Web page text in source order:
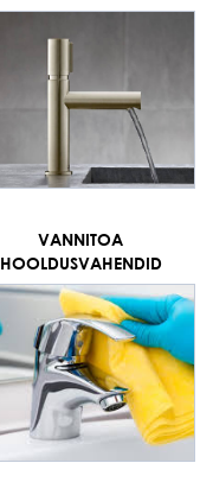
VANNITOA
HOOLDUSVAHENDID